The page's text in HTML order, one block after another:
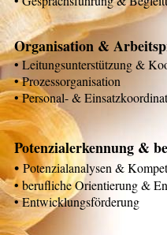
Organisation &
• Leitungsunterstützung &
• Prozessorganisation
• Personal- &
Potenzialerkennung &
• Potenzialanalysen &
• berufliche Orientierung &
• Entwicklungsförderung